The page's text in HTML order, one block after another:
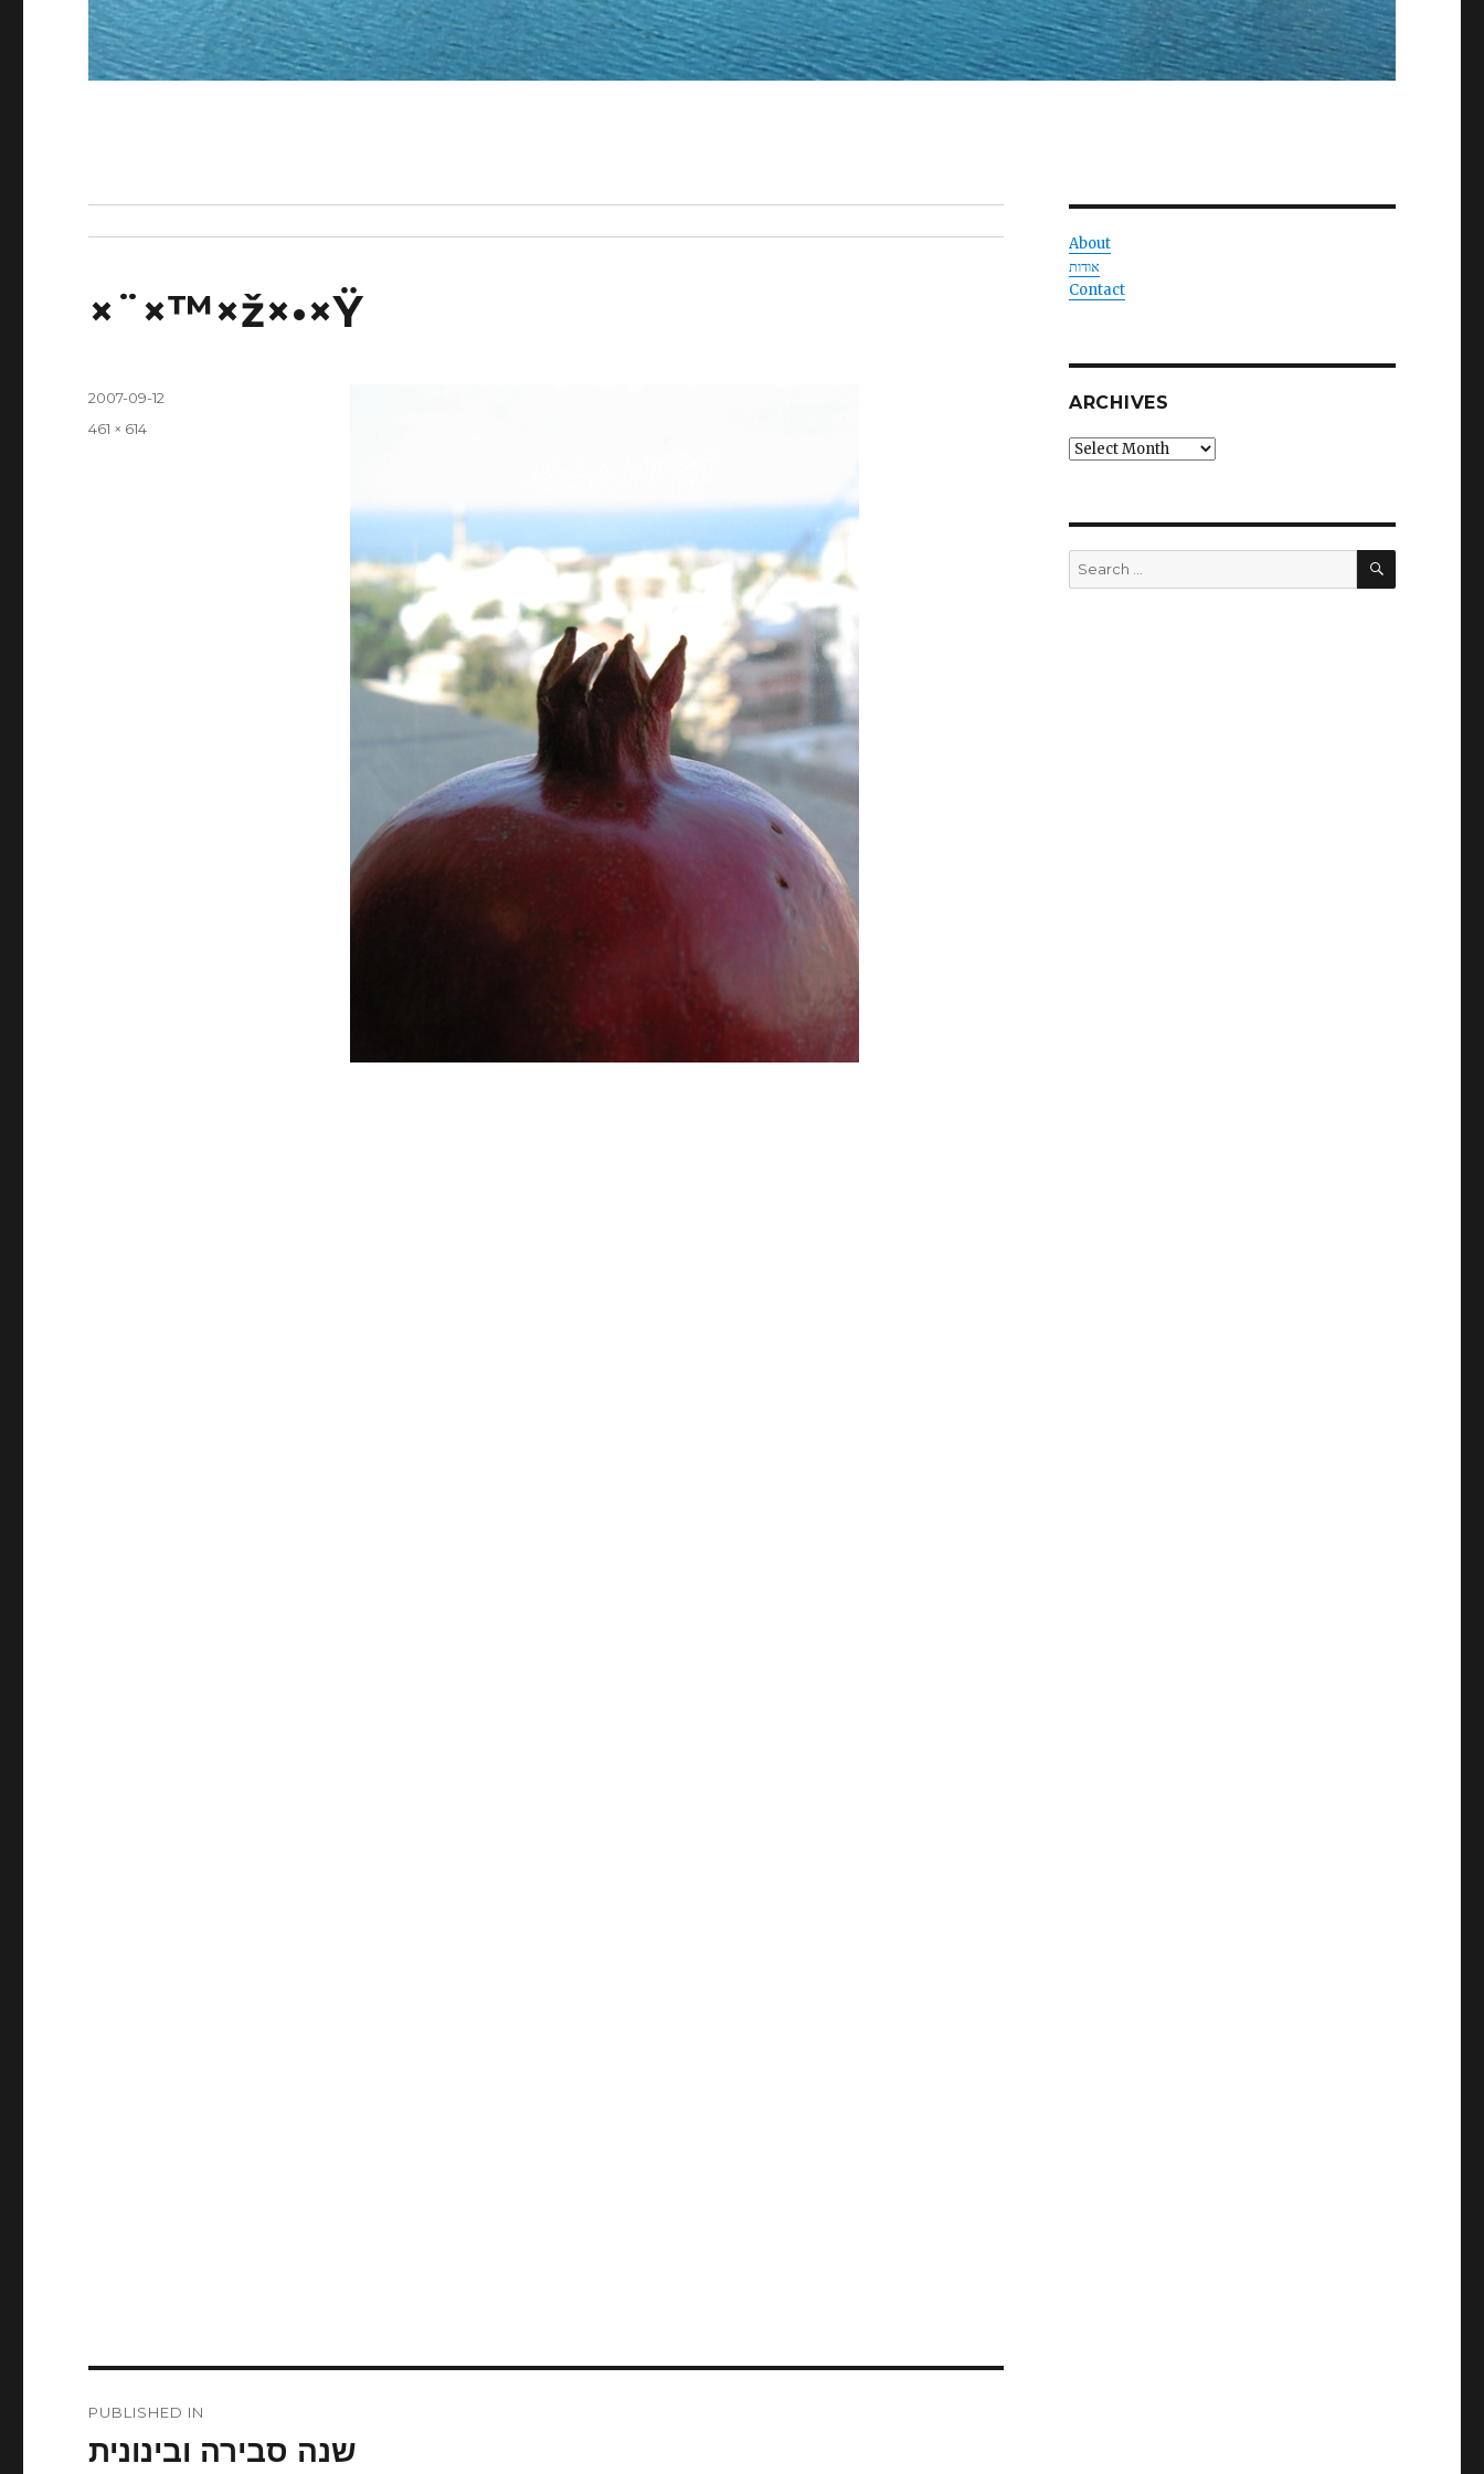
×¨×™×ž×•×Ÿ
Posted
2007-09-12
Full
461 × 614
navigation
PUBLISHED IN
שנה סבירה ובינונית
About
אודות
Contact
ARCHIVES
Archives
Search
for:
SEARCH